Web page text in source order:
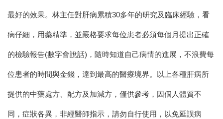
最好的效果。林主任對肝病累積30多年的研究及臨床經驗，看
病仔細，用藥精準，並嚴格要求每位患者必須每個月提出正確
的檢驗報告(數字會說話)，隨時知道自己病情的進展，不浪費每
位患者的時間與金錢，達到最高的醫療境界。 以上各種肝病所
提供的中藥處方、配方及加減方，僅供參考，因個人體質不
同，症狀各異，非經醫師指示，請勿自行使用，以免延誤病